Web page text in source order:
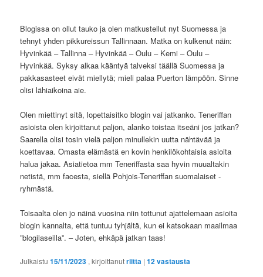
Blogissa on ollut tauko ja olen matkustellut nyt Suomessa ja
tehnyt yhden pikkureissun Tallinnaan. Matka on kulkenut näin:
Hyvinkää – Tallinna – Hyvinkää – Oulu – Kemi – Oulu –
Hyvinkää. Syksy alkaa kääntyä talveksi täällä Suomessa ja
pakkasasteet eivät miellytä; mieli palaa Puerton lämpöön. Sinne
olisi lähiaikoina aie.
Olen miettinyt sitä, lopettaisitko blogin vai jatkanko. Teneriffan
asioista olen kirjoittanut paljon, alanko toistaa itseäni jos jatkan?
Saarella olisi tosin vielä paljon minullekin uutta nähtävää ja
koettavaa. Omasta elämästä en kovin henkilökohtaisia asioita
halua jakaa. Asiatietoa mm Teneriffasta saa hyvin muualtakin
netistä, mm facesta, siellä Pohjois-Teneriffan suomalaiset -
ryhmästä.
Toisaalta olen jo näinä vuosina niin tottunut ajattelemaan asioita
blogin kannalta, että tuntuu tyhjältä, kun ei katsokaan maailmaa
”blogilaseilla”. – Joten, ehkäpä jatkan taas!
Julkaistu15/11/2023 , kirjoittanutriitta |12vastausta